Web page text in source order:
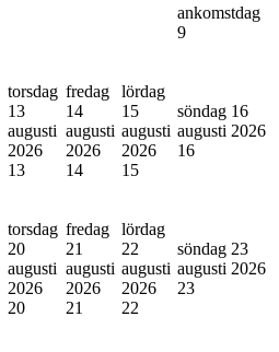
ankomstdag
9
torsdag
13
augusti
2026
13
fredag
14
augusti
2026
14
lördag
15
augusti
2026
15
söndag 16
augusti 2026
16
torsdag
20
augusti
2026
20
fredag
21
augusti
2026
21
lördag
22
augusti
2026
22
söndag 23
augusti 2026
23